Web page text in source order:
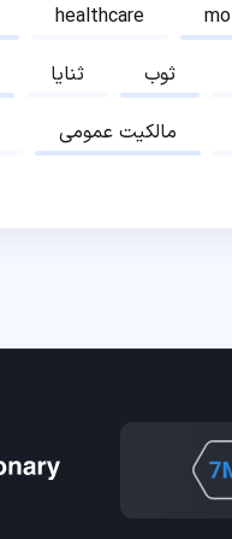
healthcare
ثنایا ثوب
مالکیت عمومی